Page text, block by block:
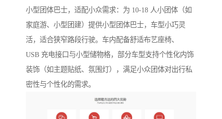
小型团体巴士，适配小众需求：为 10-18 人小团体（如
家庭游、小型团建）提供小型团体巴士，车型小巧灵
活，适合狭窄路段行驶。车内配备舒适布艺座椅、
USB 充电接口与小型储物格，部分车型支持个性化内饰
装饰（如主题贴纸、氛围灯），满足小众团体对出行私
密性与个性化的需求。